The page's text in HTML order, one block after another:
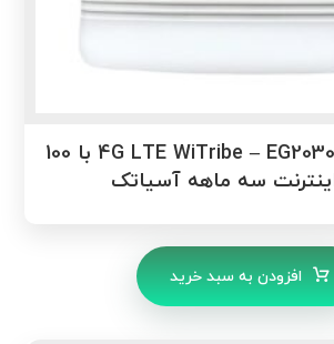
مودم 4G LTE WiTribe – EG2030C M2W با 100
سه ماهه آسیاتک
افزودن به سبد خرید